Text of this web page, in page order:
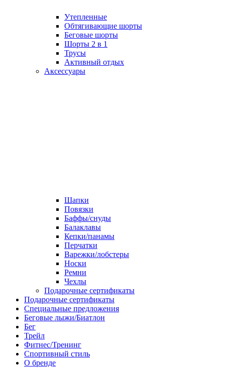
Утепленные
Обтягивающие шорты
Беговые шорты
Шорты 2 в 1
Трусы
Активный отдых
Аксессуары
Шапки
Повязки
Баффы/снуды
Балаклавы
Кепки/панамы
Перчатки
Варежки/лобстеры
Носки
Ремни
Чехлы
Подарочные сертификаты
Подарочные сертификаты
Специальные предложения
Беговые лыжи/Биатлон
Бег
Трейл
Фитнес/Тренинг
Спортивный стиль
О бренде